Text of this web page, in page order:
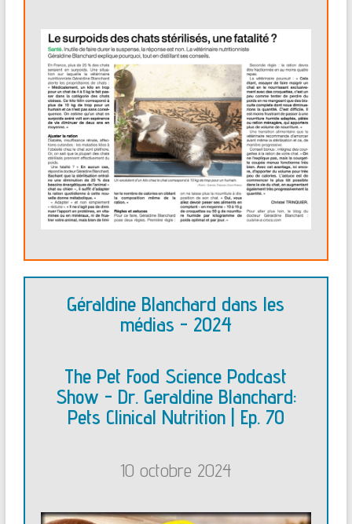
Géraldine Blanchard dans les
médias - 2024
The Pet Food Science Podcast
Show - Dr. Geraldine Blanchard:
Pets Clinical Nutrition | Ep. 70
10 octobre 2024